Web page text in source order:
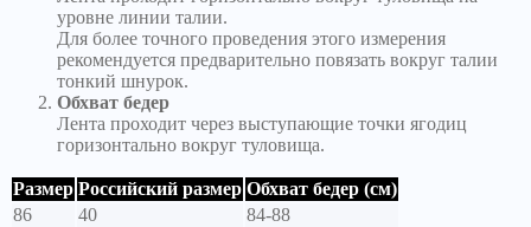
уровне линии талии.
Для более точного проведения этого измерения
рекомендуется предварительно повязать вокруг талии
тонкий шнурок.
Обхват бедер
Лента проходит через выступающие точки ягодиц
горизонтально вокруг туловища.
Размер Российский размер Обхват бедер (см)
86
40
84-88